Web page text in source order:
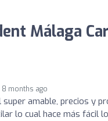
Málaga
8 months ago
super amable, precios y
lo cual hace más fácil